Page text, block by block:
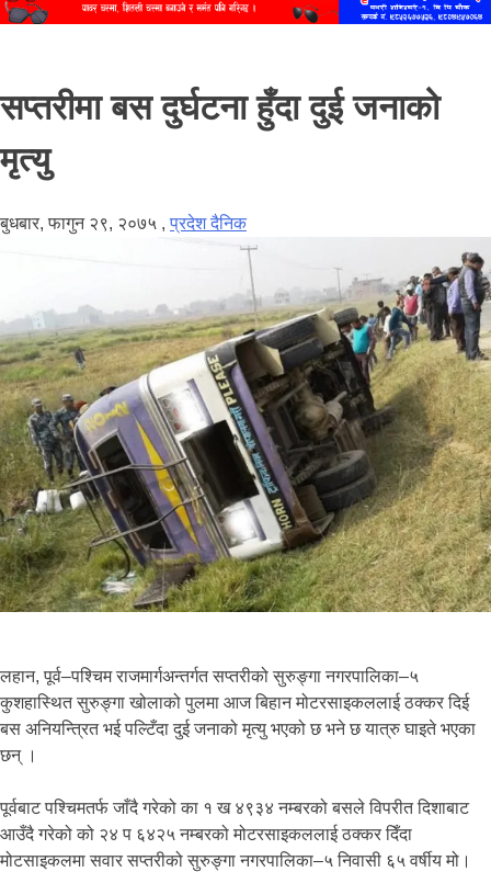
सप्तरीमा बस दुर्घटना हुँदा दुई जनाको
मृत्यु
बुधबार, फागुन २९, २०७५ ,प्रदेश दैनिक
लहान, पूर्व–पश्चिम राजमार्गअन्तर्गत सप्तरीको सुरुङ्गा नगरपालिका–५
कुशहास्थित सुरुङ्गा खोलाको पुलमा आज बिहान मोटरसाइकललाई ठक्कर दिई
बस अनियन्त्रित भई पल्टिँदा दुई जनाको मृत्यु भएको छ भने छ यात्रु घाइते भएका
छन् ।
पूर्वबाट पश्चिमतर्फ जाँदै गरेको का १ ख ४९३४ नम्बरको बसले विपरीत दिशाबाट
आउँदै गरेको को २४ प ६४२५ नम्बरको मोटरसाइकललाई ठक्कर दिँदा
मोटसाइकलमा सवार सप्तरीको सुरुङ्गा नगरपालिका–५ निवासी ६५ वर्षीय मो।